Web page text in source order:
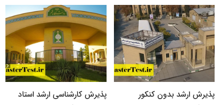
پذیرش ارشد بدون کنکور
پذیرش کارشناسی ارشد استاد